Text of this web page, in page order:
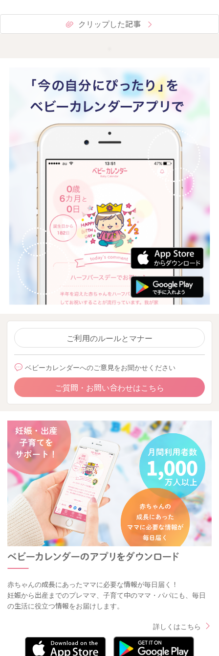
クリップした記事
ご利用のルールとマナー
ベビーカレンダーへのご意見をお聞かせください
ご質問・お問い合わせはこちら
赤ちゃんの成長にあったママに必要な情報が毎日届く！
妊娠から出産までのプレママ、子育て中のママ・パパにも、毎日
の生活に役立つ情報をお届けします。
詳しくはこちら